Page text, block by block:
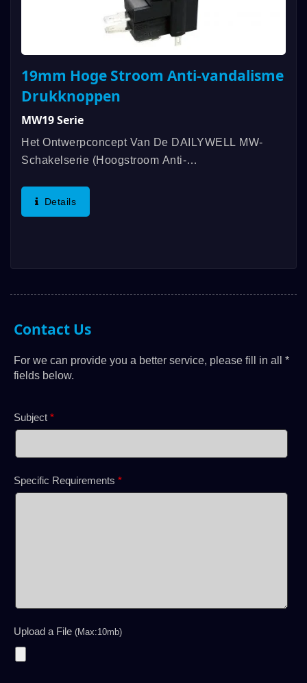
19mm Hoge Stroom Anti-vandalisme
Drukknoppen
MW19 Serie
Het Ontwerpconcept Van De DAILYWELL MW-
Schakelserie (hoogstroom Anti-
DAILYWELL MPB Anti-Vandalenschakelaarserie
En De Belastingstoepassingen Zijn Beperkt Tot
Details